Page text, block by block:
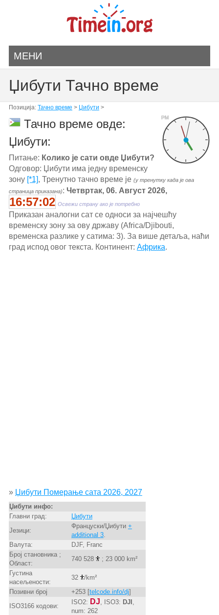
МЕНИ
Џибути Тачно време
Позиција: Тачно време > Џибути >
PM
Тачно време овде:
Џибути:
Питање: Колико је сати овде Џибути?
Одговор: Џибути има једну временску
зону [*1], Тренутно тачно време је (у тренутку када је ова
страница приказана): Четвртак, 06. Август 2026,
16:57:02 Освежи страну ако је потребно
Приказан аналогни сат се односи за најчешћу
временску зону за ову државу (Africa/Djibouti,
временска разлике у сатима: 3). За више детаља, наћи
град испод овог текста. Континент: Африка.
» Џибути Померање сата 2026, 2027
Џибути инфо:
Главни град:
Џибути
Језици:
Француски/Џибути +
additional 3.
Валута:
DJF, Franc
Број становника ;
Област:
740 528
; 23 000 km²
Густина
насељености:
32
/km²
Позивни број
+253 [telcode.info/dj]
ISO3166 кодови:
ISO2: DJ , ISO3: DJI
num: 262